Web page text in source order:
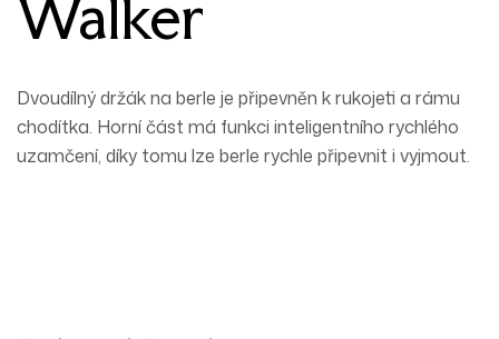
Walker
Dvoudílný držák na berle je připevněn k rukojeti a rámu
chodítka. Horní část má funkci inteligentního rychlého
uzamčení, díky tomu lze berle rychle připevnit i vyjmout.